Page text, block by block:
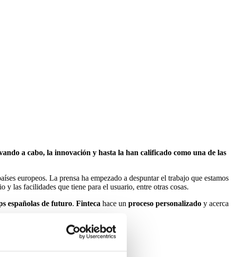
a cabo, la innovación y hasta la han calificado como una de las
europeos. La prensa ha empezado a despuntar el trabajo que estamos
las facilidades que tiene para el usuario, entre otras cosas.
españolas de futuro. Finteca hace un proceso personalizado y acerca